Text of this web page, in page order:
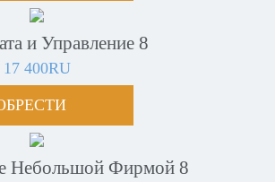
и Управление 8
17 400RU
Небольшой Фирмой 8